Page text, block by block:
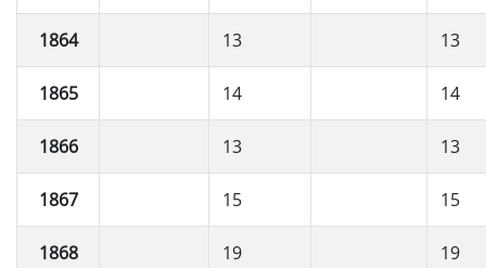
1864 13 13
1865 14 14
1866 13 13
1867 15 15
1868 19 19